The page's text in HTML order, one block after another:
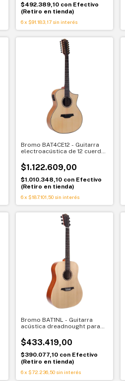
$492.389,10 con Efectivo
(Retiro en tienda)
6 x $91.183,17 sin interés
Bromo BAT4CE12 - Guitarra
electroacústica de 12 cuerdas
Bromo BAT4CE12
$1.122.609,00
$1.010.348,10 con Efectivo
(Retiro en tienda)
6 x $187.101,50 sin interés
Bromo BAT1NL - Guitarra
acústica dreadnought para
BAT1NL
$433.419,00
$390.077,10 con Efectivo
(Retiro en tienda)
6 x $72.236,50 sin interés